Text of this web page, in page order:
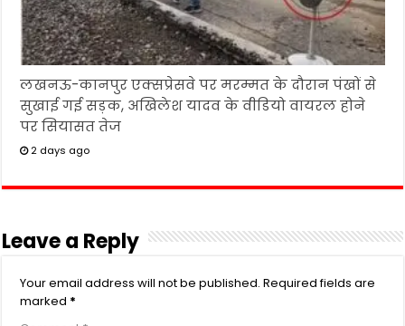
लखनऊ-कानपुर एक्सप्रेसवे पर मरम्मत के दौरान पंखों से
सुखाई गई सड़क, अखिलेश यादव के वीडियो वायरल होने
पर सियासत तेज
2 days ago
Leave a Reply
Your email address will not be published. Required fields are
marked *